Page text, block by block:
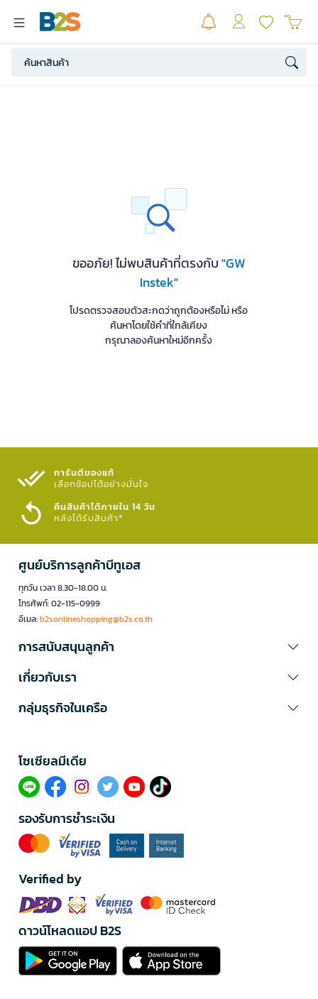
ขออภัย! ไม่พบสินค้าที่ตรงกับ"GW
Instek"
โปรดตรวจสอบตัวสะกดว่าถูกต้องหรือไม่ หรือ
ค้นหาโดยใช้คำที่ใกล้เคียง
กรุณาลองค้นหาใหม่อีกครั้ง
การันตีของแท้
เลือกช้อปได้อย่างมั่นใจ​
คืนสินค้าได้ภายใน 14 วัน
หลังได้รับสินค้า*
ศูนย์บริการลูกค้าบีทูเอส
ทุกวัน เวลา 8.30-18.00 น.
โทรศัพท์: 02-115-0999
อีเมล:b2sonlineshopping@b2s.co.th
การสนับสนุนลูกค้า
เกี่ยวกับเรา
กลุ่มธุรกิจในเครือ
โซเซียลมีเดีย​
รองรับการชำระเงิน
Verified by
ดาวน์โหลดแอป B2S